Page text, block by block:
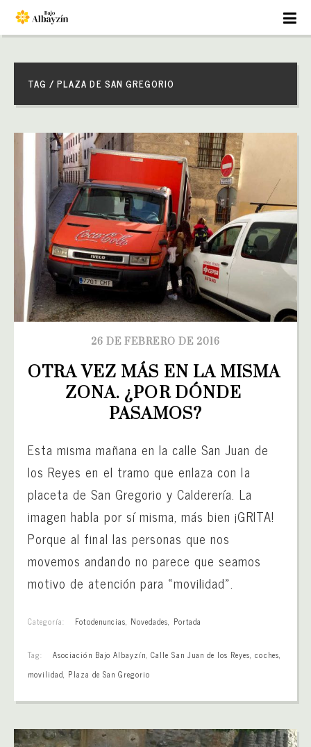
TAG / PLAZA DE SAN GREGORIO
26 DE FEBRERO DE 2016
OTRA VEZ MÁS EN LA MISMA
ZONA. ¿POR DÓNDE
PASAMOS?
Esta misma mañana en la calle San Juan de
los Reyes en el tramo que enlaza con la
placeta de San Gregorio y Calderería. La
imagen habla por sí misma, más bien ¡GRITA!
Porque al final las personas que nos
movemos andando no parece que seamos
motivo de atención para «movilidad».
Categoría: Fotodenuncias, Novedades, Portada
Tag: Asociación Bajo Albayzín,Calle San Juan de los Reyes,coches,
movilidad, Plaza de San Gregorio